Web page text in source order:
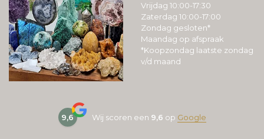
Vrijdag 10:00-17:30
Zaterdag 10:00-17:00
Zondag gesloten*
Maandag op afspraak
*Koopzondag laatste zondag
v/d maand
9,6 Wij scoren een 9,6 op Google